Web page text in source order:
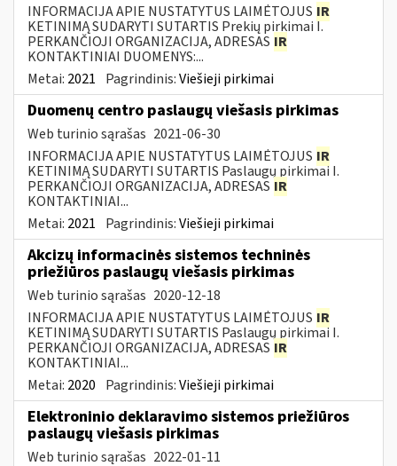
INFORMACIJA APIE NUSTATYTUS LAIMĖTOJUS IR
KETINIMĄ SUDARYTI SUTARTIS Prekių pirkimai I.
PERKANČIOJI ORGANIZACIJA, ADRESAS IR
KONTAKTINIAI DUOMENYS:...
Metai: 2021 Pagrindinis:Viešieji pirkimai
Duomenų centro paslaugų viešasis pirkimas
Web turinio sąrašas 2021-06-30
INFORMACIJA APIE NUSTATYTUS LAIMĖTOJUS IR
KETINIMĄ SUDARYTI SUTARTIS Paslaugų pirkimai I.
PERKANČIOJI ORGANIZACIJA, ADRESAS IR
KONTAKTINIAI...
Metai: 2021 Pagrindinis:Viešieji pirkimai
Akcizų informacinės sistemos techninės
priežiūros paslaugų viešasis pirkimas
Web turinio sąrašas 2020-12-18
INFORMACIJA APIE NUSTATYTUS LAIMĖTOJUS IR
KETINIMĄ SUDARYTI SUTARTIS Paslaugų pirkimai I.
PERKANČIOJI ORGANIZACIJA, ADRESAS IR
KONTAKTINIAI...
Metai: 2020 Pagrindinis:Viešieji pirkimai
Elektroninio deklaravimo sistemos priežiūros
paslaugų viešasis pirkimas
Web turinio sąrašas 2022-01-11